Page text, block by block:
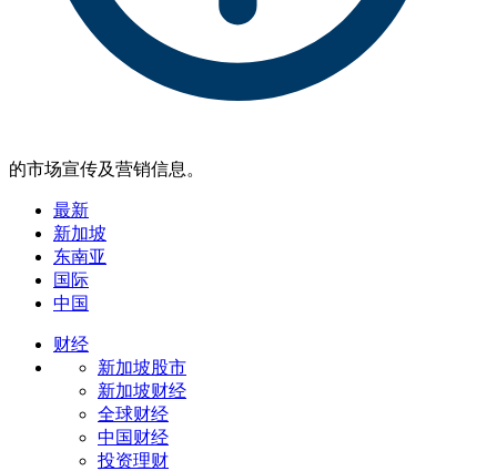
的市场宣传及营销信息。
最新
新加坡
东南亚
国际
中国
财经
新加坡股市
新加坡财经
全球财经
中国财经
投资理财